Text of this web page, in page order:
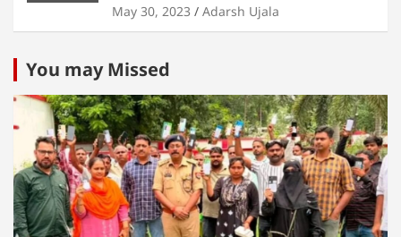
May 30, 2023 Adarsh Ujala
You may Missed